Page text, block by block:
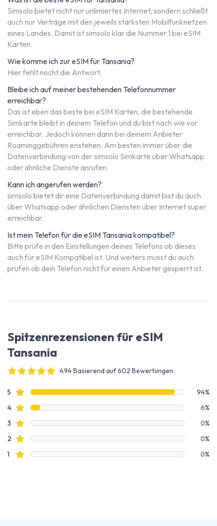
Simsolo bietet nicht nur unlimiertes Internet, sondern schließt
auch nur Verträge mit den jeweils stärksten Mobilfunknetzen
eines Landes. Damit ist simsolo klar die Nummer 1 bei eSIM
Karten.
Wie komme ich zur eSIM für Tansania?
Hier fehlt nocht die Antwort.
Bleibe ich auf meiner bestehenden Telefonnummer
erreichbar?
Das ist eben das beste bei eSIM Karten, die bestehende
Simkarte bleibt in deinem Telefon und du bist nach wie vor
erreichbar. Jedoch können dann bei deinem Anbieter
Roaminggebühren enstehen. Am besten immer über die
Datenverbindung von der simsolo Simkarte über Whatsapp
oder ähnliche Dienste anrufen.
Kann ich angerufen werden?
simsolo bietet dir eine Datenverbindung damit bist du auch
über Whatsapp oder ähnlichen Diensten über Internet super
erreichbar.
Ist mein Telefon für die eSIM Tansania kompatibel?
Bitte prüfe in den Einstellungen deines Telefons ob dieses
auch für eSIM Kompatibel ist. Und weiters musst du auch
prüfen ob dein Telefon nicht für einen Anbieter gesperrt ist.
Spitzenrezensionen für eSIM
Tansania
4.94 Basierend auf 602 Bewertungen
Bewertungsdaten
5Sterne Bewertungen
94%
4Sterne Bewertungen
6%
3 Sterne Bewertungen
0%
2Sterne Bewertungen
0%
1 Sterne Bewertungen 0%